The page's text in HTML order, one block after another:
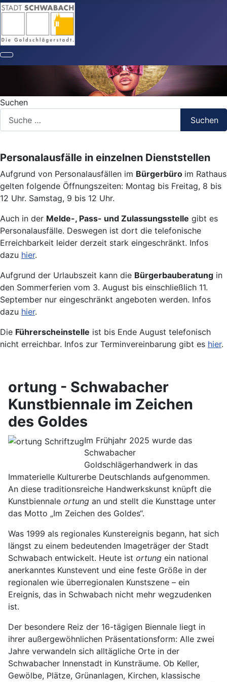
Suchen
Suchen
Personalausfälle in einzelnen Dienststellen
Aufgrund von Personalausfällen im Bürgerbüro im Rathaus
gelten folgende Öffnungszeiten: Montag bis Freitag, 8 bis
12 Uhr. Samstag, 9 bis 12 Uhr.
Auch in der Melde-, Pass- und Zulassungsstelle gibt es
Personalausfälle. Deswegen ist dort die telefonische
Erreichbarkeit leider derzeit stark eingeschränkt. Infos
dazu hier.
Aufgrund der Urlaubszeit kann die Bürgerbauberatung in
den Sommerferien vom 3. August bis einschließlich 11.
September nur eingeschränkt angeboten werden. Infos
dazu hier.
Die Führerscheinstelle ist bis Ende August telefonisch
nicht erreichbar. Infos zur Terminvereinbarung gibt es hier.
ortung - Schwabacher
Kunstbiennale im Zeichen
des Goldes
Im Frühjahr 2025 wurde das
Schwabacher
Goldschlägerhandwerk in das
Immaterielle Kulturerbe Deutschlands aufgenommen.
An diese traditionsreiche Handwerkskunst knüpft die
Kunstbiennale ortung an und stellt die Kunsttage unter
das Motto „Im Zeichen des Goldes“.
Was 1999 als regionales Kunstereignis begann, hat sich
längst zu einem bedeutenden Imageträger der Stadt
Schwabach entwickelt. Heute ist ortung ein national
anerkanntes Kunstevent und eine feste Größe in der
regionalen wie überregionalen Kunstszene – ein
Ereignis, das in Schwabach nicht mehr wegzudenken
ist.
Der besondere Reiz der 16-tägigen Biennale liegt in
ihrer außergewöhnlichen Präsentationsform: Alle zwei
Jahre verwandeln sich alltägliche Orte in der
Schwabacher Innenstadt in Kunsträume. Ob Keller,
Gewölbe, Plätze, Grünanlagen, Kirchen, klassische